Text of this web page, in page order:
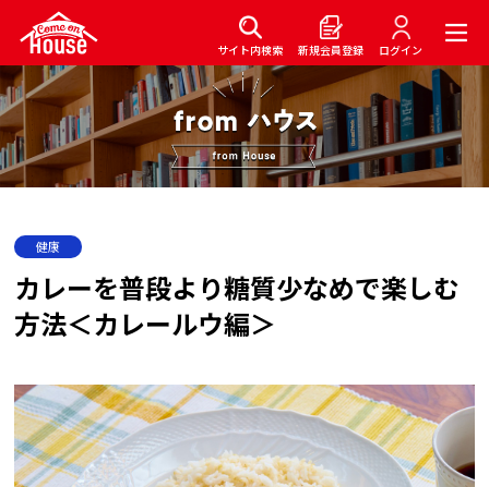
サイト内検索 新規会員登録 ログイン
健康
カレーを普段より糖質少なめで楽しむ
方法＜カレールウ編＞